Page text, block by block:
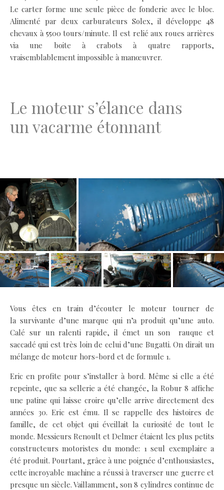
Le carter forme une seule pièce de fonderie avec le bloc.
Alimenté par deux carburateurs Solex, il développe 48
chevaux à 5500 tours/minute. Il est relié aux roues arrières
via une boite à crabots à quatre rapports,
vraisemblablement impossible à manœuvrer.
Le moteur s’élance dans
un vacarme étonnant
Vous êtes en train d’écouter le moteur tourner de
la survivante d’une marque qui n’a produit qu’une auto.
Calé sur un ralenti rapide, il émet un son rauque et
saccadé qui est très loin de celui d’une Bugatti. On dirait un
mélange de moteur hors-bord et de formule 1.
Eric en profite pour s’installer à bord. Même si elle a été
repeinte, que sa sellerie a été changée, la Robur 8 affiche
une patine qui laisse croire qu’elle arrive directement des
années 30. Eric est ému. Il se rappelle des histoires de
famille, de cet objet qui éveillait la curiosité de tout le
monde. Messieurs Renoult et Delmer étaient les plus petits
constructeurs motoristes du monde: 1 seul exemplaire a
été produit. Pourtant, grâce à une poignée d’enthousiastes,
cette incroyable machine a réussi à traverser une guerre et
presque un siècle. Vaillamment, son 8 cylindres continue de